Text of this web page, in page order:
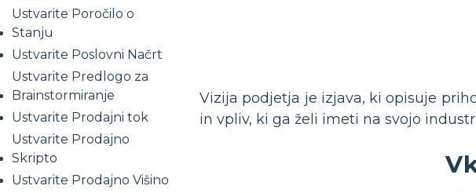
Ustvarite Poročilo o
Stanju
Ustvarite Poslovni Načrt
Ustvarite Predlogo za
Brainstormiranje
Ustvarite Prodajni tok
Ustvarite Prodajno
Skripto
Ustvarite Prodajno Višino
Vizija podjetja je izjava, ki opisuje
in vpliv, ki ga želi imeti na svojo